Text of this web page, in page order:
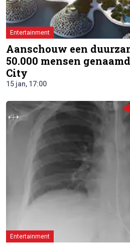
Entertainment
Aanschouw een
50.000 mensen
City
15 jan, 17:00
Entertainment